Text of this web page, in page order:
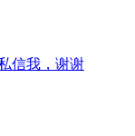
信我，谢谢